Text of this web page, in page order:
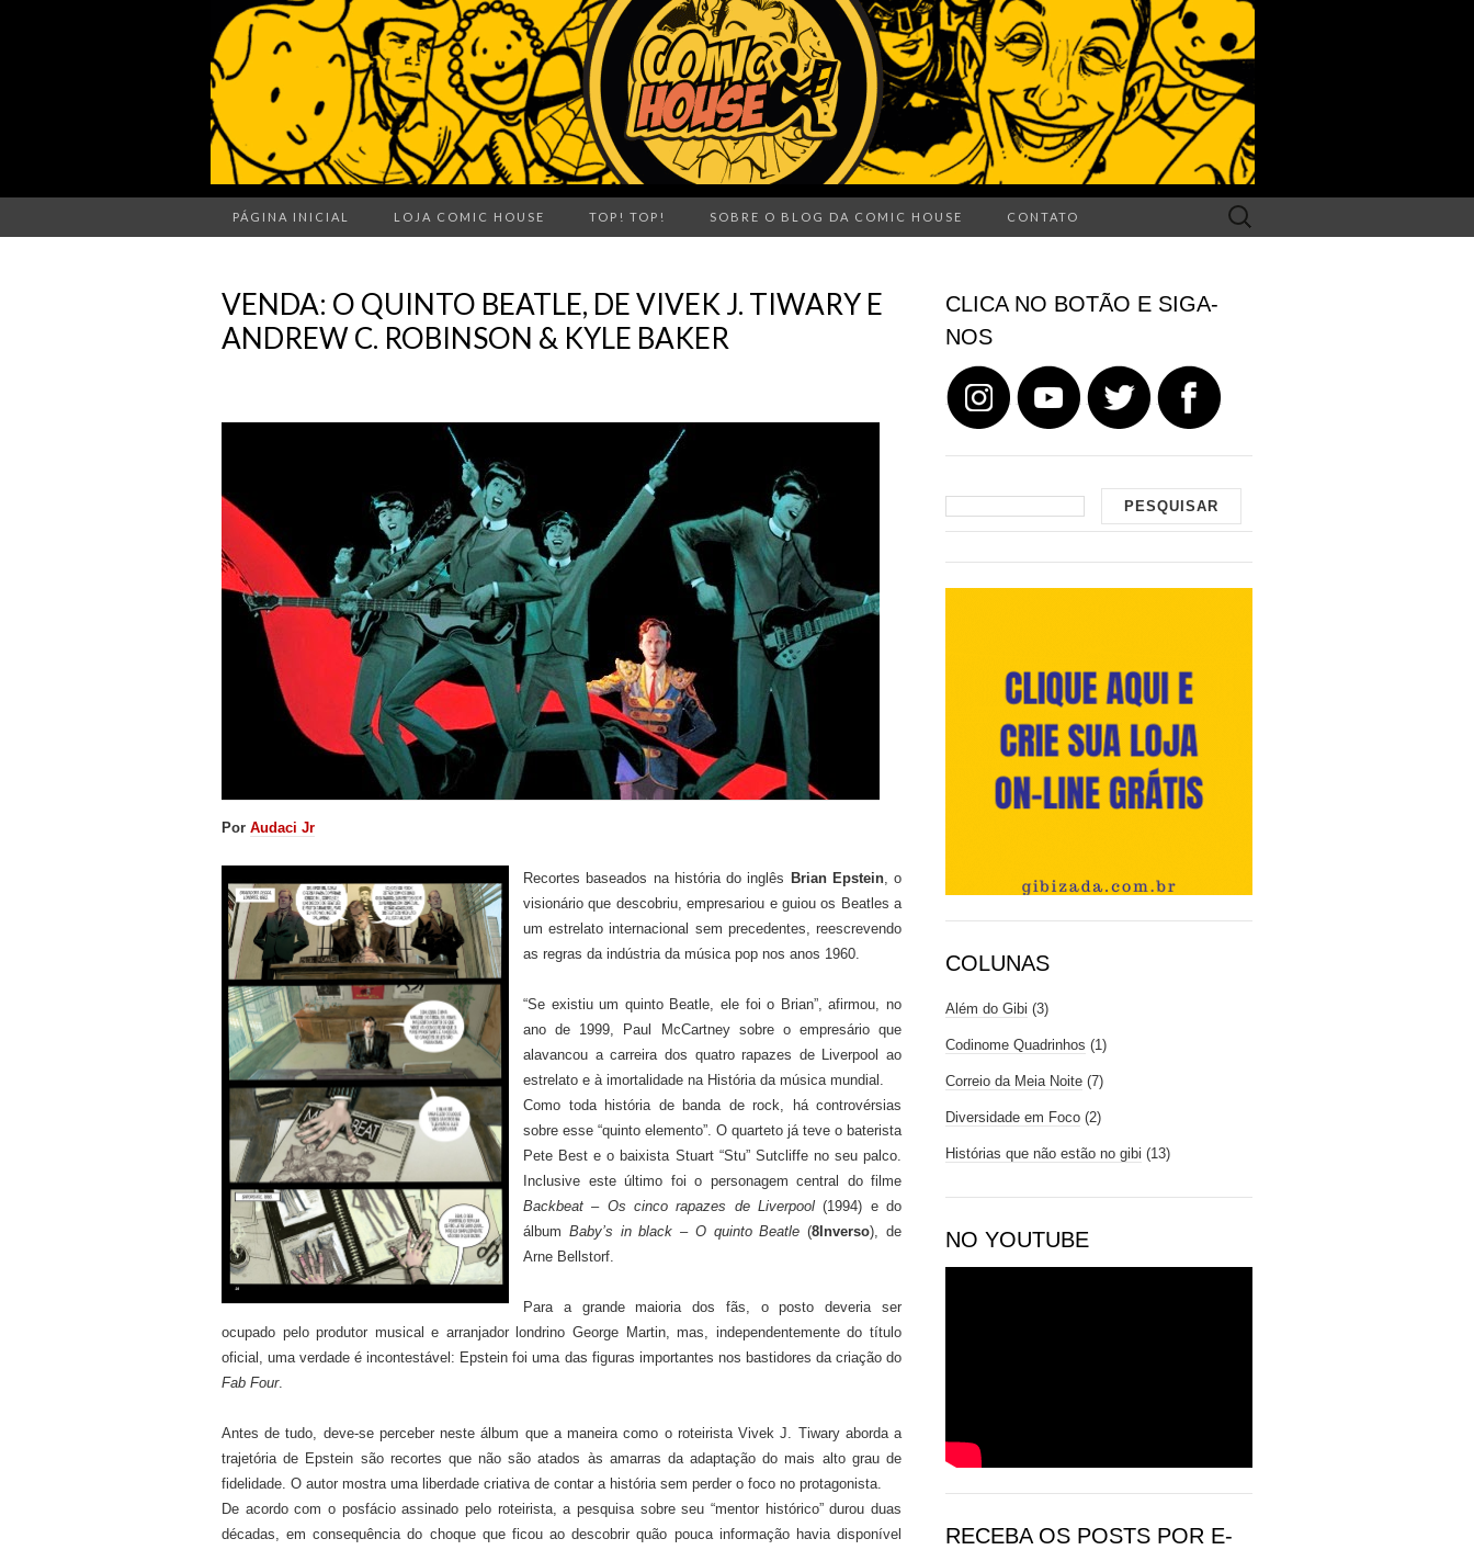
PÁGINA INICIAL LOJA COMIC HOUSE TOP! TOP! SOBRE O BLOG DA COMIC HOUSE CONTATO
Search
for:
VENDA: O QUINTO BEATLE, DE VIVEK J. TIWARY E
ANDREW C. ROBINSON & KYLE BAKER
Por Audaci Jr
Recortes baseados na história do inglês Brian Epstein, o
visionário que descobriu, empresariou e guiou os Beatles a
um estrelato internacional sem precedentes, reescrevendo
as regras da indústria da música pop nos anos 1960.
“Se existiu um quinto Beatle, ele foi o Brian”, afirmou, no
ano de 1999, Paul McCartney sobre o empresário que
alavancou a carreira dos quatro rapazes de Liverpool ao
estrelato e à imortalidade na História da música mundial.
Como toda história de banda de rock, há controvérsias
sobre esse “quinto elemento”. O quarteto já teve o baterista
Pete Best e o baixista Stuart “Stu” Sutcliffe no seu palco.
Inclusive este último foi o personagem central do filme
Backbeat – Os cinco rapazes de Liverpool(1994) e do
álbum Baby’s in black – O quinto Beatle (8Inverso), de
Arne Bellstorf.
Para a grande maioria dos fãs, o posto deveria ser
ocupado pelo produtor musical e arranjador londrino George Martin, mas, independentemente do título
oficial, uma verdade é incontestável: Epstein foi uma das figuras importantes nos bastidores da criação do
Fab Four.
Antes de tudo, deve-se perceber neste álbum que a maneira como o roteirista Vivek J. Tiwary aborda a
trajetória de Epstein são recortes que não são atados às amarras da adaptação do mais alto grau de
fidelidade. O autor mostra uma liberdade criativa de contar a história sem perder o foco no protagonista.
De acordo com o posfácio assinado pelo roteirista, a pesquisa sobre seu “mentor histórico” durou duas
décadas, em consequência do choque que ficou ao descobrir quão pouca informação havia disponível
CLICA NO BOTÃO E SIGA-
NOS
COLUNAS
Além do Gibi (3)
Codinome Quadrinhos (1)
Correio da Meia Noite (7)
Diversidade em Foco (2)
Histórias que não estão no gibi (13)
NO YOUTUBE
RECEBA OS POSTS POR E-